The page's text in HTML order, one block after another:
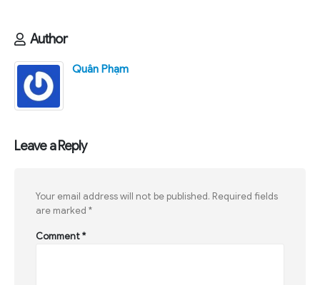
Author
Quân Phạm
Leave a Reply
Your email address will not be published. Required fields
are marked *
Comment*